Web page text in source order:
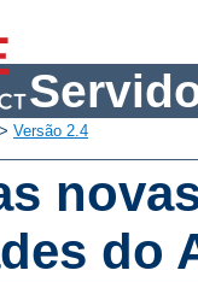
> Versão 2.4
do